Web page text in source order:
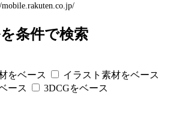
mobile.rakuten.co.jp/
条件で検索
をベース
イラスト素材をベース
ース
3DCGをベース